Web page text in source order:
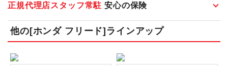
正規代理店スタッフ常駐 安心の保険
他の[ホンダ フリード]ラインアップ